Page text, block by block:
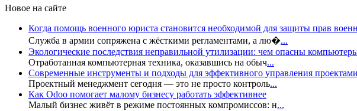
Новое на сайте
Когда помощь военного юриста становится необходимой для защиты прав
Служба в армии сопряжена с жёсткими регламентами, а лю�...
Экологические последствия неправильной утилизации: чем опасны
Отработанная компьютерная техника, оказавшись на обыч...
Современные инструменты и подходы для эффективного управления проектами
Проектный менеджмент сегодня — это не просто контроль...
Как Odoo помогает малому бизнесу работать эффективнее
Малый бизнес живёт в режиме постоянных компромиссов: н...